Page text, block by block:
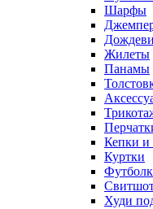
Шарфы
Жилеты
Панамы
Кепки и
Куртки
Худи